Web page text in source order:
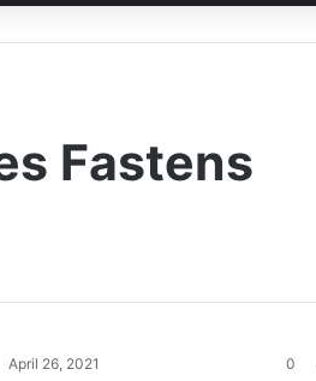
Fastens
April 26, 2021 0